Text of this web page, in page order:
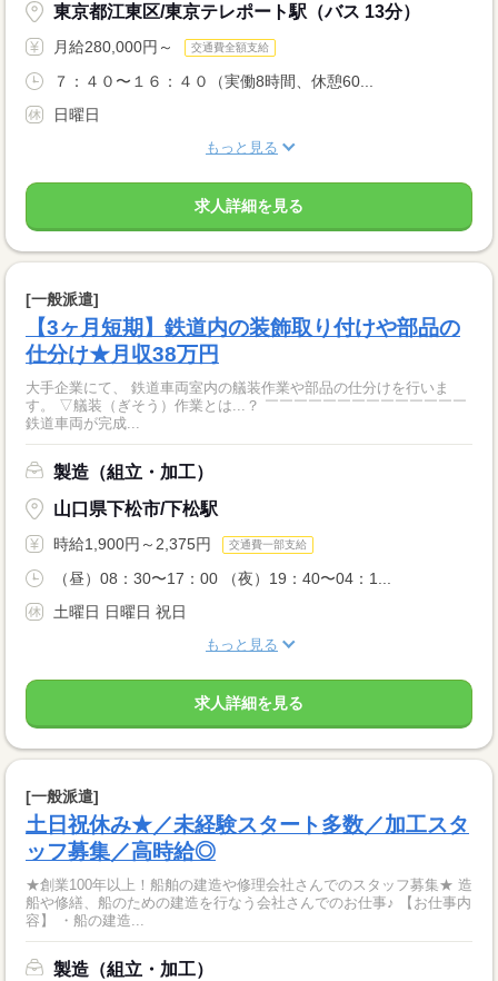
東京都江東区/東京テレポート駅（バス 13分）
月給280,000円～ 交通費全額支給
７：４０〜１６：４０（実働8時間、休憩60...
日曜日
もっと見る
求人詳細を見る
[一般派遣]
【3ヶ月短期】鉄道内の装飾取り付けや部品の
仕分け★月収38万円
大手企業にて、 鉄道車両室内の艤装作業や部品の仕分けを行いま
す。 ▽艤装（ぎそう）作業とは...？ ￣￣￣￣￣￣￣￣￣￣￣￣￣￣
鉄道車両が完成...
製造（組立・加工）
山口県下松市/下松駅
時給1,900円～2,375円 交通費一部支給
（昼）08：30〜17：00 （夜）19：40〜04：1...
土曜日 日曜日 祝日
もっと見る
求人詳細を見る
[一般派遣]
土日祝休み★／未経験スタート多数／加工スタ
ッフ募集／高時給◎
★創業100年以上！船舶の建造や修理会社さんでのスタッフ募集★ 造
船や修繕、船のための建造を行なう会社さんでのお仕事♪ 【お仕事内
容】 ・船の建造...
製造（組立・加工）